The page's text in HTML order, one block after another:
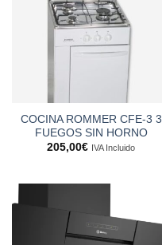
COCINA ROMMER CFE-3 3
FUEGOS SIN HORNO
205,00€ IVA Incluido